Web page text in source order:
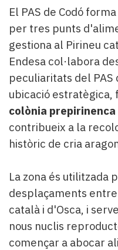
El PAS de Codó
per tres punts
gestiona al Pirineu
Endesa col·labora
peculiaritats del PAS
ubicació
colònia prepirinenca
contribueix a la
històric de cria
La zona és utilitzada
desplaçaments entre
català i d'Osca, i
nous nuclis
començar a abocar